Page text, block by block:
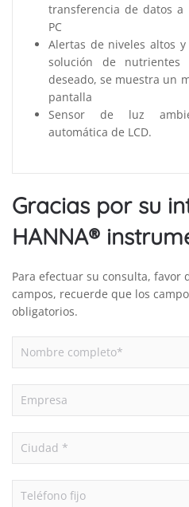
transferencia de datos
PC
Alertas de niveles altos
solución de
deseado, se muestra un
pantalla
Sensor de luz
automática de LCD.
Gracias por su
HANNA®
Para efectuar su consulta, favor
campos, recuerde que los
obligatorios.